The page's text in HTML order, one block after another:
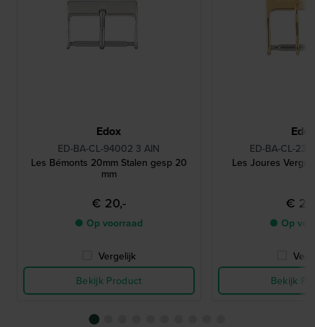
Edox
ED-BA-CL-94002 3 AIN
Les Bémonts 20mm Stalen gesp 20
mm
€ 20,-
● Op voorraad
Vergelijk
Bekijk Product
Edox
ED-BA-CL-
Les Joures
€
● Op
Bekijk